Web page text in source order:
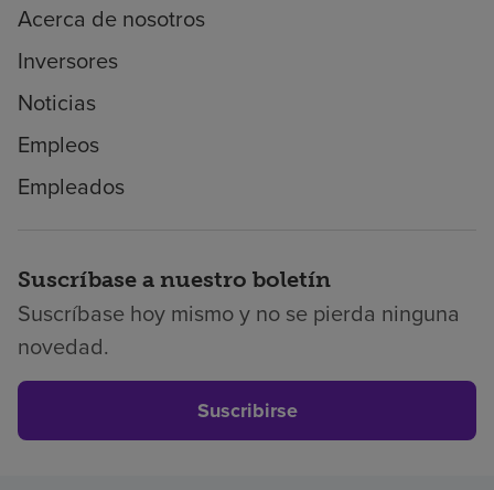
Acerca de nosotros
Inversores
Noticias
Empleos
Empleados
Suscríbase a nuestro boletín
Suscríbase hoy mismo y no se pierda ninguna
novedad.
Suscribirse